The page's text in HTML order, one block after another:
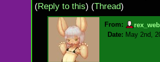
(Reply to this) (Thread)
From:
Date: May 2nd,